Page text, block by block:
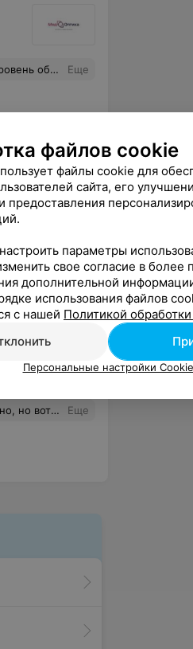
вопросы Еще
больше не приду в эту контору! Еще
к выбору персонала. 10.03.2017. Еще
файлов cookie
файлы cookie для
сайта, его
предоставления
параметры
свое согласие в более
дополнительной
использования файлов
с нашей Политикой
Персональные настройки Cookie